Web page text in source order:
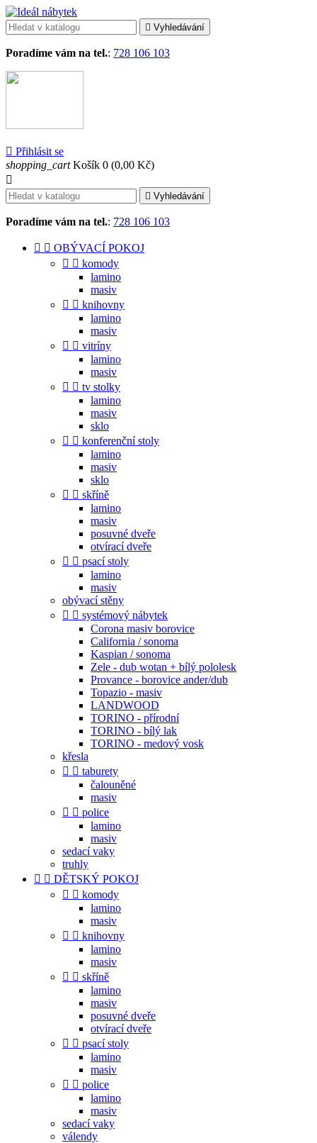
 Vyhledávání
Poradíme vám na tel.: 728 106 103
 Přihlásit se
shopping_cart Košík 0 (0,00 Kč)

 Vyhledávání
Poradíme vám na tel.: 728 106 103
  OBÝVACÍ POKOJ
  komody
lamino
masiv
  knihovny
lamino
masiv
  vitríny
lamino
masiv
  tv stolky
lamino
masiv
sklo
  konferenční stoly
lamino
masiv
sklo
  skříně
lamino
masiv
posuvné dveře
otvírací dveře
  psací stoly
lamino
masiv
obývací stěny
  systémový nábytek
Corona masiv borovice
California / sonoma
Kaspian / sonoma
Zele - dub wotan + bílý pololesk
Provance - borovice ander/dub
Topazio - masiv
LANDWOOD
TORINO - přírodní
TORINO - bílý lak
TORINO - medový vosk
křesla
  taburety
čalouněné
masiv
  police
lamino
masiv
sedací vaky
truhly
  DĚTSKÝ POKOJ
  komody
lamino
masiv
  knihovny
lamino
masiv
  skříně
lamino
masiv
posuvné dveře
otvírací dveře
  psací stoly
lamino
masiv
  police
lamino
masiv
sedací vaky
válendy